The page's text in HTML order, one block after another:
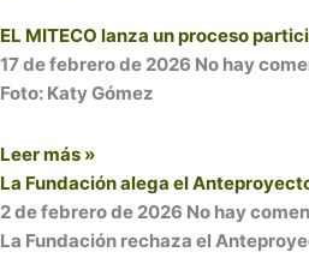
EL MITECO lanza un proceso
17 de febrero de 2026 No hay
Foto: Katy Gómez
Leer más »
La Fundación alega el
2 de febrero de 2026 No hay
La Fundación rechaza el